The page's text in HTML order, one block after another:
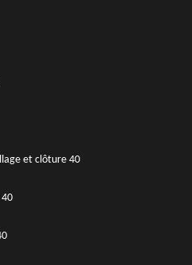
et clôture 40